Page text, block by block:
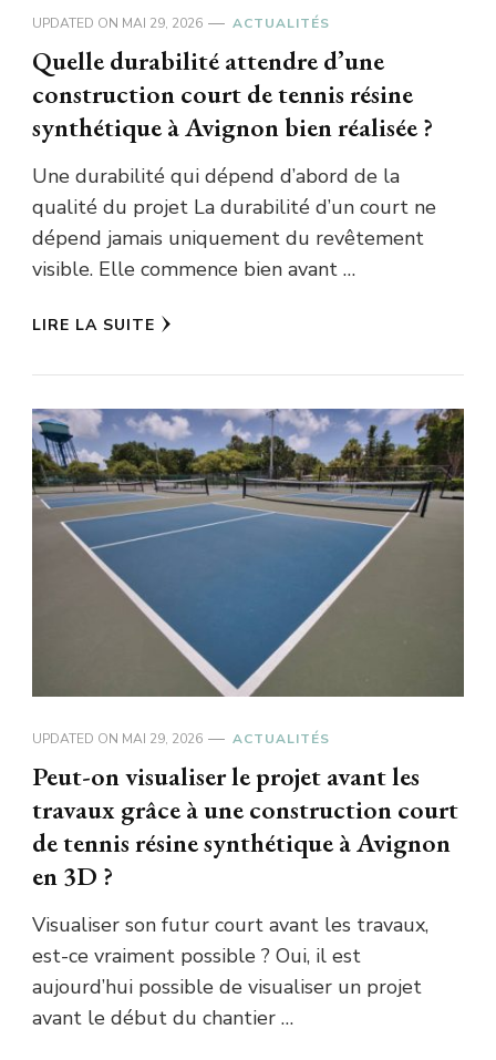
UPDATED ON MAI 29, 2026 ACTUALITÉS
Quelle durabilité attendre d’une
construction court de tennis résine
synthétique à Avignon bien réalisée ?
Une durabilité qui dépend d’abord de la
qualité du projet La durabilité d’un court ne
dépend jamais uniquement du revêtement
visible. Elle commence bien avant …
LIRE LA SUITE
UPDATED ON MAI 29, 2026 ACTUALITÉS
Peut-on visualiser le projet avant les
travaux grâce à une construction court
de tennis résine synthétique à Avignon
en 3D ?
Visualiser son futur court avant les travaux,
est-ce vraiment possible ? Oui, il est
aujourd’hui possible de visualiser un projet
avant le début du chantier …